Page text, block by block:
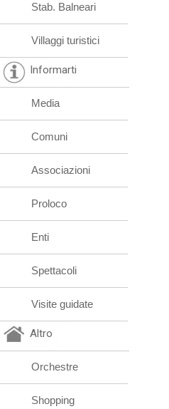
Stab. Balneari
Villaggi turistici
Informarti
Media
Comuni
Associazioni
Proloco
Enti
Spettacoli
Visite guidate
Altro
Orchestre
Shopping